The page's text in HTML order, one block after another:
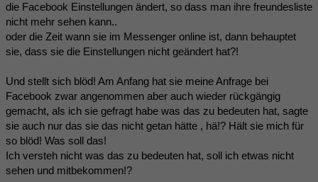
die Facebook Einstellungen ändert, so dass man ihre freundesliste
nicht mehr sehen kann..
oder die Zeit wann sie im Messenger online ist, dann behauptet
sie, dass sie die Einstellungen nicht geändert hat?!
Und stellt sich blöd! Am Anfang hat sie meine Anfrage bei
Facebook zwar angenommen aber auch wieder rückgängig
gemacht, als ich sie gefragt habe was das zu bedeuten hat, sagte
sie auch nur das sie das nicht getan hätte , hä!? Hält sie mich für
so blöd! Was soll das!
Ich versteh nicht was das zu bedeuten hat, soll ich etwas nicht
sehen und mitbekommen!?